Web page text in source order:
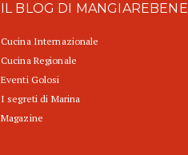
IL BLOG DI MANGIAREBENE
Cucina Internazionale
Cucina Regionale
Eventi Golosi
I segreti di Marina
Magazine